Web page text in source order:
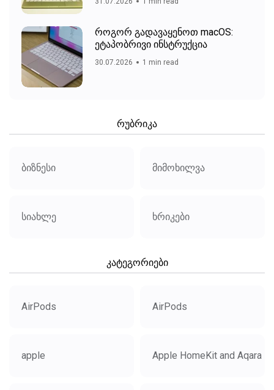
როგორ გადავაყენოთ macOS:
ეტაპობრივი ინსტრუქცია
30.07.2026 1 min read
რუბრიკა
ბიზნესი მიმოხილვა
სიახლე ხრიკები
კატეგორიები
AirPods AirPods
apple Apple HomeKit and Aqara